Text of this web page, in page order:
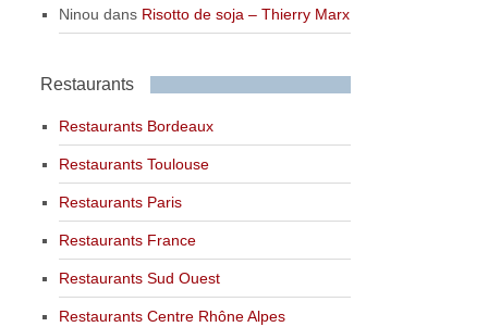
Ninou dans Risotto de soja – Thierry Marx
Restaurants
Restaurants Bordeaux
Restaurants Toulouse
Restaurants Paris
Restaurants France
Restaurants Sud Ouest
Restaurants Centre Rhône Alpes